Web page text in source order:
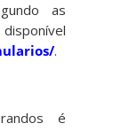
as
.
é